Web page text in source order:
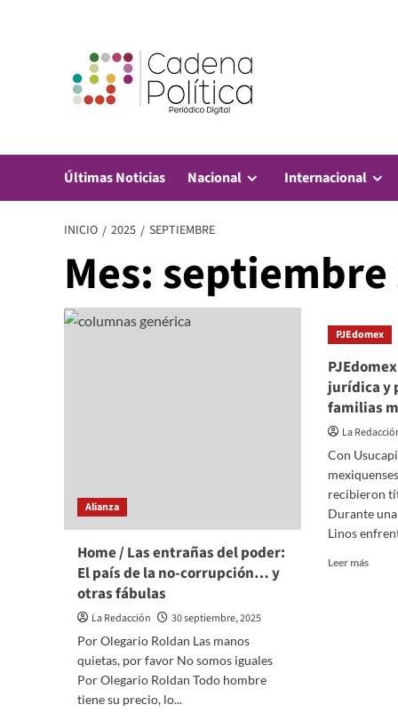
Últimas Noticias Nacional Internacional
INICIO 2025 SEPTIEMBRE
Mes:septiembre
Alianza
Home / Las entrañas del poder:
El país de la no-corrupción… y
otras fábulas
La Redacción
30 septiembre, 2025
Por Olegario Roldan Las manos
quietas, por favor No somos iguales
Por Olegario Roldan Todo hombre
tiene su precio, lo...
PJEdomex
jurídica y
familias
La
Con
recibieron
Durante
Linos
Leer másRead